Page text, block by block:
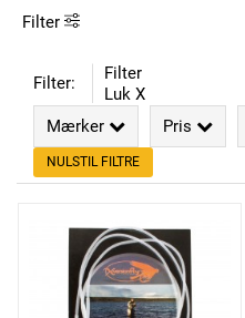
Filter
Filter:
Filter
Luk X
Mærker
Pris
NULSTIL FILTRE